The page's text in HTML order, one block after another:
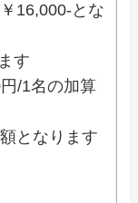
16,000-とな
す
/1名の加算
となります